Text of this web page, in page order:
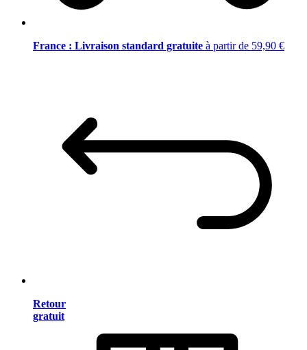
France : Livraison standard gratuite à partir de 59,90 €
Retour
gratuit